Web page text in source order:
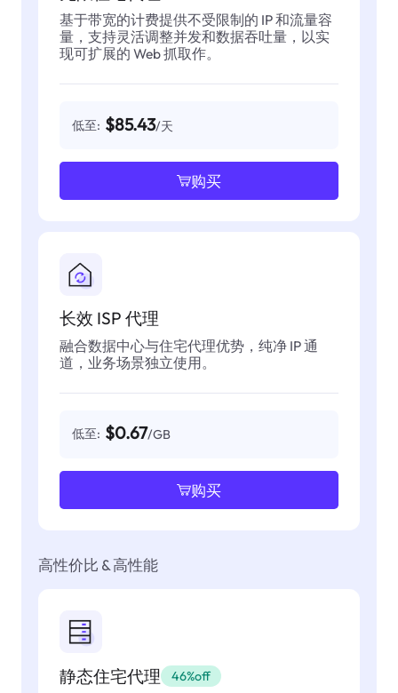
基于带宽的计费提供不受限制的 IP 和流量容
量，支持灵活调整并发和数据吞吐量，以实
现可扩展的 Web 抓取作。
低至: $85.43/天
购买
长效 ISP 代理
融合数据中心与住宅代理优势，纯净 IP 通
道，业务场景独立使用。
低至: $0.67/GB
购买
高性价比 & 高性能
静态住宅代理 46%off